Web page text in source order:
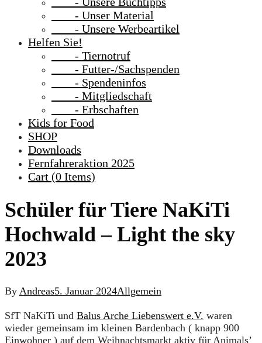
- Unser Material
- Unsere Werbeartikel
Helfen Sie!
- Tiernotruf
- Futter-/Sachspenden
- Spendeninfos
- Mitgliedschaft
- Erbschaften
Kids for Food
SHOP
Downloads
Fernfahreraktion 2025
Cart (0 Items)
Schüler für Tiere NaKiTi
Hochwald – Light the sky
2023
By Andreas5. Januar 2024Allgemein
SfT NaKiTi und Balus Arche Liebenswert e.V. waren
wieder gemeinsam im kleinen Bardenbach ( knapp 900
Einwohner ) auf dem Weihnachtsmarkt aktiv für Animals’